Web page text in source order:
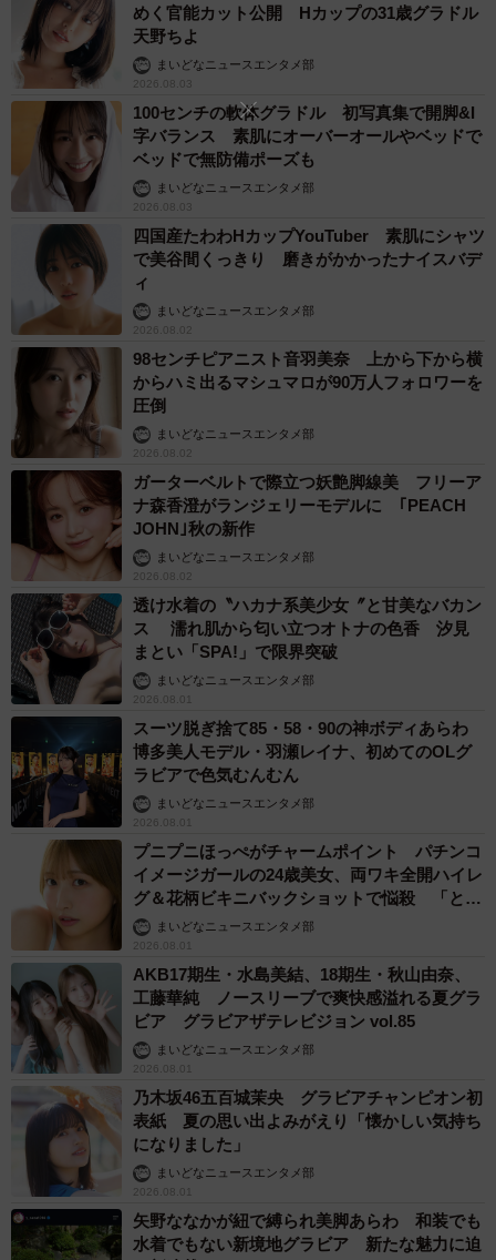
めく官能カット公開 Hカップの31歳グラドル
天野ちよ
まいどなニュースエンタメ部
2026.08.03
100センチの軟体グラドル 初写真集で開脚&I
字バランス 素肌にオーバーオールやベッドで
ベッドで無防備ポーズも
まいどなニュースエンタメ部
2026.08.03
四国産たわわHカップYouTuber 素肌にシャツ
で美谷間くっきり 磨きがかかったナイスバデ
ィ
まいどなニュースエンタメ部
2026.08.02
98センチピアニスト音羽美奈 上から下から横
からハミ出るマシュマロが90万人フォロワーを
圧倒
まいどなニュースエンタメ部
2026.08.02
ガーターベルトで際立つ妖艶脚線美 フリーア
ナ森香澄がランジェリーモデルに ｢PEACH
JOHN｣秋の新作
まいどなニュースエンタメ部
2026.08.02
透け水着の〝ハカナ系美少女〞と甘美なバカン
ス 濡れ肌から匂い立つオトナの色香 汐見
まとい「SPA!」で限界突破
まいどなニュースエンタメ部
2026.08.01
スーツ脱ぎ捨て85・58・90の神ボディあらわ
博多美人モデル・羽瀬レイナ、初めてのOLグ
ラビアで色気むんむん
まいどなニュースエンタメ部
2026.08.01
プニプニほっぺがチャームポイント パチンコ
イメージガールの24歳美女、両ワキ全開ハイレ
グ＆花柄ビキニバックショットで悩殺 「とっ
ても楽しい撮影でした」
まいどなニュースエンタメ部
2026.08.01
AKB17期生・水島美結、18期生・秋山由奈、
工藤華純 ノースリーブで爽快感溢れる夏グラ
ビア グラビアザテレビジョン vol.85
まいどなニュースエンタメ部
2026.08.01
乃木坂46五百城茉央 グラビアチャンピオン初
表紙 夏の思い出よみがえり「懐かしい気持ち
になりました」
まいどなニュースエンタメ部
2026.08.01
矢野ななかが紐で縛られ美脚あらわ 和装でも
水着でもない新境地グラビア 新たな魅力に迫